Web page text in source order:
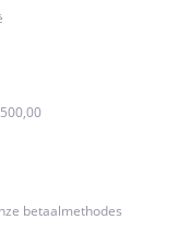
betaalmethodes